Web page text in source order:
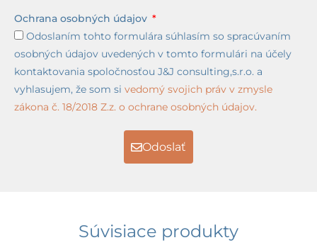
Ochrana osobných údajov
Odoslaním tohto formulára súhlasím so spracúvaním
osobných údajov uvedených v tomto formulári na účely
kontaktovania spoločnosťou J&J consulting,s.r.o. a
vyhlasujem, že som si vedomý svojich práv v zmysle
zákona č. 18/2018 Z.z. o ochrane osobných údajov.
Odoslať
Súvisiace produkty